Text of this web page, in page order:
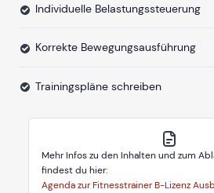
Individuelle Belastungssteuerung
Korrekte Bewegungsausführung
Trainingspläne schreiben
Mehr Infos zu den Inhalten und zum
findest du hier:
Agenda zur Fitnesstrainer B-Lizenz